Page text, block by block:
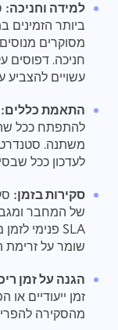
למידה וחניכה:
ביותר הזמינים
מסוקרים
חניכה. דפוסים
עשויים להצביע
התאמת כללים:
להתפתח ככל
משתנה.
לעדכון ככל
סקירות בזמן:
של המחבר
שומר על זרימת
הגנה על זמן
זמן ייעודיים
מהסקירה